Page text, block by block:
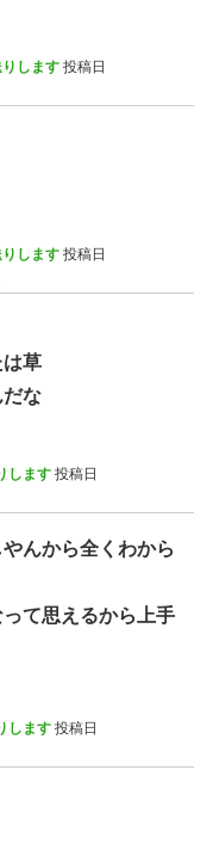
します 投稿日
します 投稿日
草
な
します 投稿日
んから全くわから
て思えるから上手
します 投稿日